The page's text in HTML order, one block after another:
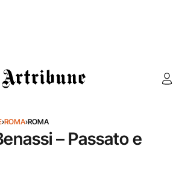
Artribune
›ROMA›ROMA
– Passato e